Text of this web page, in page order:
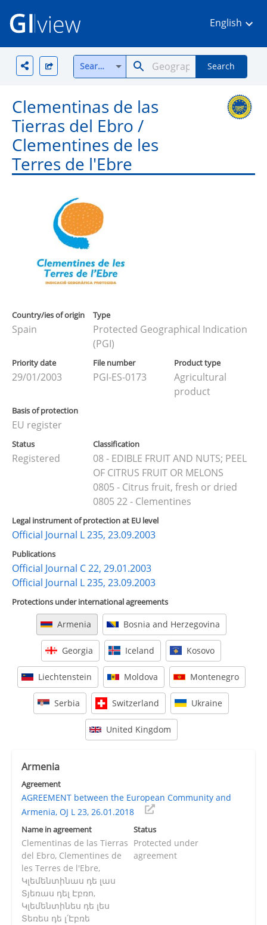
English
Search all Search
Clementinas de las
Tierras del Ebro /
Clementines de les
Terres de l'Ebre
Country/ies of origin
Spain
Type
Protected Geographical Indication
(PGI)
Priority date
29/01/2003
File number
PGI-ES-0173
Product type
Agricultural
product
Basis of protection
EU register
Status
Registered
Classification
08 - EDIBLE FRUIT AND NUTS; PEEL
OF CITRUS FRUIT OR MELONS
0805 - Citrus fruit, fresh or dried
0805 22 - Clementines
Legal instrument of protection at EU level
Official Journal L 235, 23.09.2003
Publications
Official Journal C 22, 29.01.2003
Official Journal L 235, 23.09.2003
Protections under international agreements
Armenia Bosnia and Herzegovina
Georgia Iceland Kosovo
Liechtenstein Moldova Montenegro
Serbia Switzerland Ukraine
United Kingdom
Armenia
Agreement
AGREEMENT between the European Community and
Armenia, OJ L 23, 26.01.2018
Name in agreement
Clementinas de las Tierras
del Ebro, Clementines de
les Terres de l'Ebre,
Կլեմենտինաս դե լաս
Տյեռաս դել Էբռո,
Կլեմենտինես դե լես
Տեռես դե լ՛Էբռե
Status
Protected under
agreement